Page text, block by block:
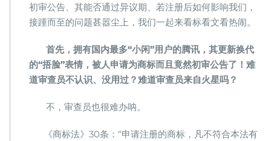
初审公告、其能否通过异议期、若注册后如何影响我们，
接踵而至的问题甚嚣尘上，我们一起来看标看文看热闹。
首先，拥有国内最多“小闲”用户的腾讯，其更新换代
的“捂脸”表情，被人申请为商标而且竟然初审公告了！难
道审查员不认识、没用过？难道审查员来自火星吗？
不，审查员也很难办呐。
《商标法》30条：“申请注册的商标，凡不符合本法有